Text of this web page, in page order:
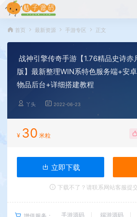
首页 最新资源 手游专区 正文
战神引擎传奇手游【1.76精品史诗赤
版】最新整理WIN系特色服务端+安
物品后台+详细搭建教程
丫头 2022-06-23
¥ 30 米粒
立即下载
下载不了？请联系网站客服提
手游源码 端游源码